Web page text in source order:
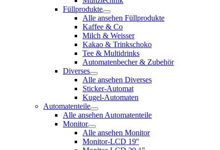
Füllprodukte
Alle ansehen Füllprodukte
Kaffee & Co
Milch & Weisser
Kakao & Trinkschoko
Tee & Multidrinks
Automatenbecher & Zubehör
Diverses
Alle ansehen Diverses
Sticker-Automat
Kugel-Automaten
Automatenteile
Alle ansehen Automatenteile
Monitor
Alle ansehen Monitor
Monitor-LCD 19''